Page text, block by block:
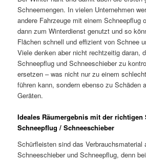
Schneemengen. In vielen Unternehmen
andere Fahrzeuge mit einem Schneepflug
dann zum Winterdienst genutzt und so
Flächen schnell und effizient von Schnee
Viele denken aber nicht rechtzeitig daran,
Schneepflug und Schneeschieber zu
ersetzen – was nicht nur zu einem
führen kann, sondern ebenso zu Schäden
Geräten.
Ideales Räumergebnis mit der richtigen
Schneepflug / Schneeschieber
Schürfleisten sind das Verbrauchsmaterial
Schneeschieber und Schneepflug, denn